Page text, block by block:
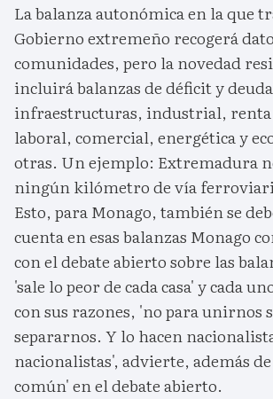
La balanza autonómica en la que
Gobierno extremeño recogerá
comunidades, pero la novedad
incluirá balanzas de déficit y
infraestructuras, industrial, renta
laboral, comercial, energética y
otras. Un ejemplo: Extremadura
ningún kilómetro de vía
Esto, para Monago, también se
cuenta en esas balanzas Monago
con el debate abierto sobre las
'sale lo peor de cada casa' y cada
con sus razones, 'no para unirnos
separarnos. Y lo hacen
nacionalistas', advierte, además
común' en el debate abierto.